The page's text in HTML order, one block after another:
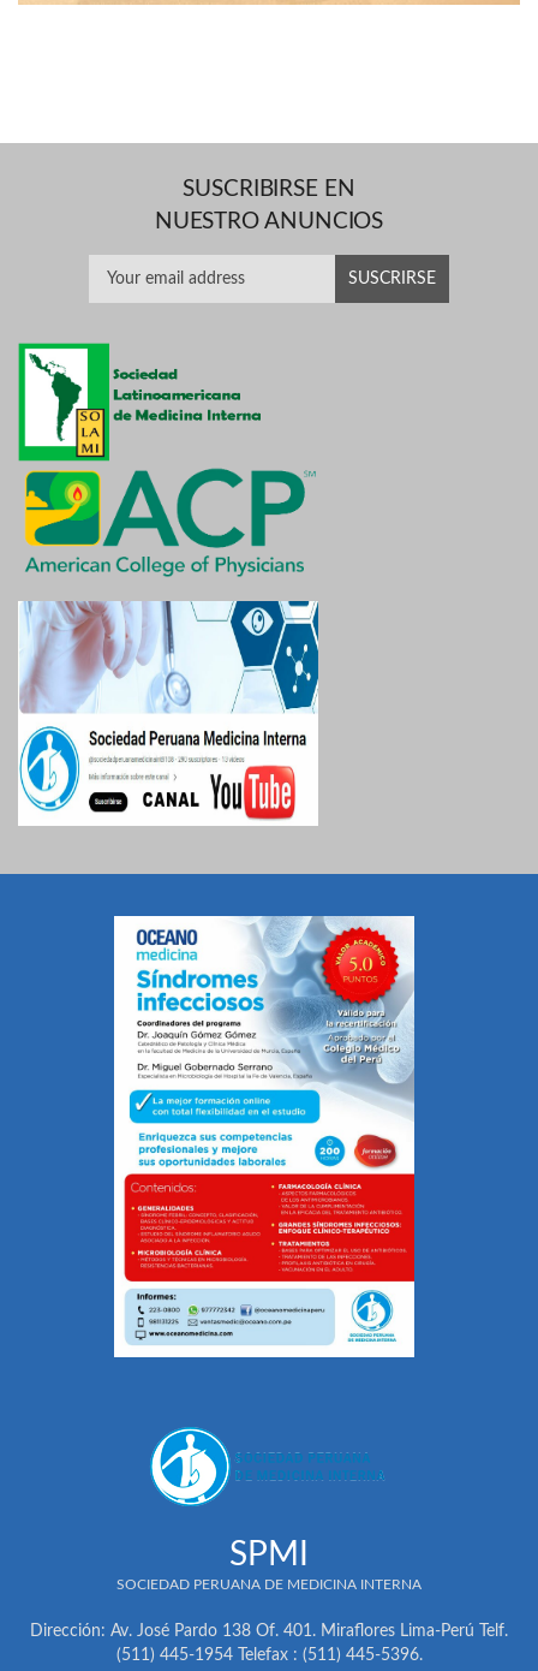
SUSCRIBIRSE EN
NUESTRO ANUNCIOS
SPMI
SOCIEDAD PERUANA DE MEDICINA INTERNA
Dirección: Av. José Pardo 138 Of. 401. Miraflores Lima-Perú Telf.
(511) 445-1954 Telefax : (511) 445-5396.